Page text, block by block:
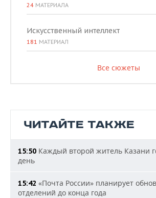
24 МАТЕРИАЛА
Искусственный интеллект
181 МАТЕРИАЛ
Все сюжеты
ЧИТАЙТЕ ТАКЖЕ
15:50 Каждый второй житель Казани
день
15:42 «Почта России» планирует
отделений до конца года